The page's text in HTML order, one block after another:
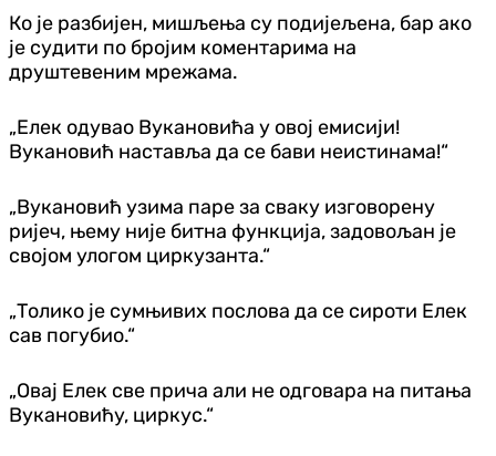
Ко је разбијен, мишљења су подијељена, бар ако
је судити по бројим коментарима на
друштевеним мрежама.
„Елек одувао Вукановића у овој емисији!
Вукановић наставља да се бави неистинама!“
„Вукановић узима паре за сваку изговорену
ријеч, њему није битна функција, задовољан је
својом улогом циркузанта.“
„Толико је сумњивих послова да се сироти Елек
сав погубио.“
„Овај Елек све прича али не одговара на питања
Вукановићу, циркус.“